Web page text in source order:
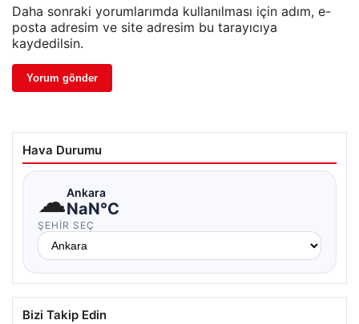
Daha sonraki yorumlarımda kullanılması için adım, e-
posta adresim ve site adresim bu tarayıcıya
kaydedilsin.
Hava Durumu
☁Ankara
NaN°C
ŞEHIR SEÇ
Bizi Takip Edin